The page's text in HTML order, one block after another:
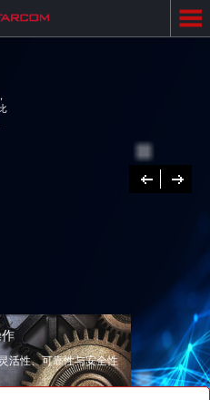
Previous
下
一
活性、可靠性与安全性